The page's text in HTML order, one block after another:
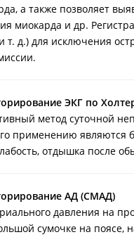
а также позволяет
миокарда и др.
т. д.) для исключения
ЭКГ по
метод суточной
применению являются
отдышка после
АД (СМАД)
давления на
сумочке на поясе,